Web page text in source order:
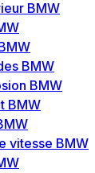
BMW
BMW
BMW
BMW
vitesse BMW